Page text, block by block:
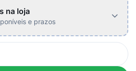
na loja
e prazos